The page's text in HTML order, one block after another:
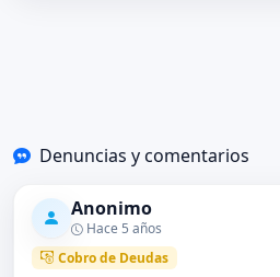
Denuncias y comentarios
Anonimo
Hace 5 años
Cobro de Deudas